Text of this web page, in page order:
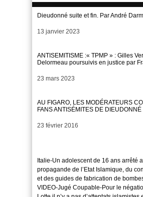
Dieudonné suite et fin. Par André
Date
13 janvier 2023
ANTISEMITISME :« TPMP » : Gilles
Delormeau poursuivis en justice par
Date
23 mars 2023
AU FIGARO, LES MODÉRATEURS
FANS ANTISÉMITES DE DIEUDONNÉ
Date
23 février 2016
Italie-Un adolescent de 16 ans arrêté
propagande de l’Etat Islamique, du
et des guides de fabrication de
VIDEO-Jugé Coupable-Pour le